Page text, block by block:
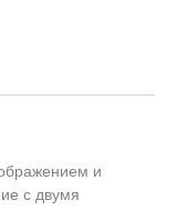
и
с двумя